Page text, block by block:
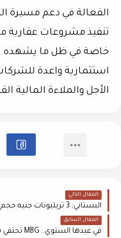
الفعالة في دعم مسيرة
تنفيذ مشروعات عقارية
خاصة في ظل ما يشهده
استثمارية واعدة
الأجل والملاءة المالية
المقال التالي
المقال السابق
في عيدها السنوي.. MBG تحتفي بثقة عملائها وتستعرض حصاد الإنجاز